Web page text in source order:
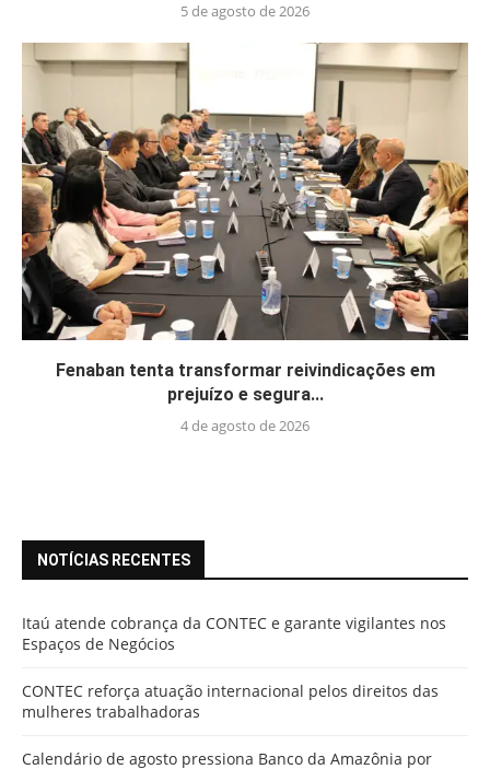
5 de agosto de 2026
Fenaban tenta transformar reivindicações em
prejuízo e segura...
4 de agosto de 2026
NOTÍCIAS RECENTES
Itaú atende cobrança da CONTEC e garante vigilantes nos
Espaços de Negócios
CONTEC reforça atuação internacional pelos direitos das
mulheres trabalhadoras
Calendário de agosto pressiona Banco da Amazônia por